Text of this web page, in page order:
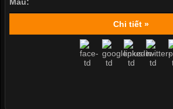
Chi tiết »